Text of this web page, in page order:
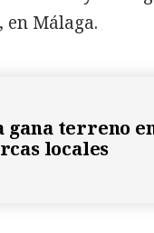
, en Málaga.
terreno
locales